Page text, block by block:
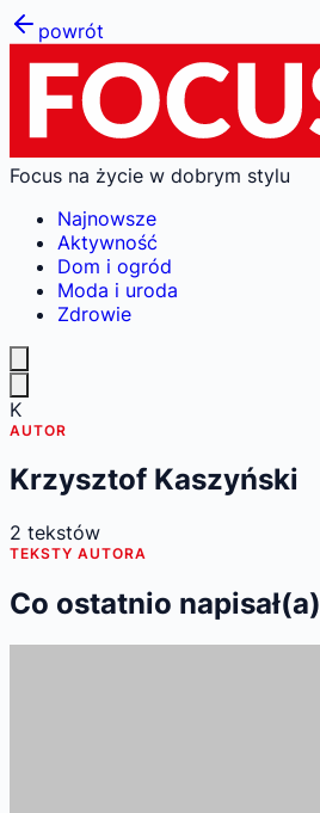
powrót
Focus na życie w dobrym stylu
Najnowsze
Aktywność
Dom i ogród
Moda i uroda
Zdrowie
K
AUTOR
Krzysztof Kaszyński
2 tekstów
TEKSTY AUTORA
Co ostatnio napisał(a)